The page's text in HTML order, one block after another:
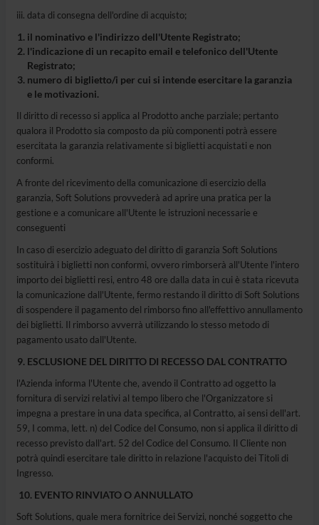
iii. data di consegna dell'ordine di acquisto;
il nominativo e l'indirizzo dell'Utente Registrato;
l'indicazione di un recapito email e telefonico dell'Utente
Registrato;
numero di biglietto/i per cui si intende esercitare la garanzia
e le motivazioni.
Il diritto di recesso si applica al Prodotto anche parziale; pertanto
qualora il Prodotto sia composto da più componenti potrà essere
esercitata la garanzia relativamente si biglietti acquistati e non
conformi.
A fronte del ricevimento della comunicazione di esercizio della
garanzia, Soft Solutions provvederà ad aprire una pratica per la
gestione e a comunicare all'Utente le istruzioni necessarie e
conseguenti
In caso di esercizio adeguato del diritto di garanzia Soft Solutions
sostituirà i biglietti non conformi, ovvero rimborserà all'Utente l'intero
importo dei biglietti resi, entro 48 ore dalla data in cui è stata ricevuta
la comunicazione dall'Utente, fermo restando il diritto di Soft Solutions
di sospendere il pagamento del rimborso fino all'effettivo annullamento
dei biglietti. Il rimborso avverrà utilizzando lo stesso metodo di
pagamento usato dall'Utente.
ESCLUSIONE DEL DIRITTO DI RECESSO DAL CONTRATTO
l'Azienda informa l'Utente che, avendo il Contratto ad oggetto la
fornitura di servizi relativi al tempo libero che l'Organizzatore si
impegna a prestare in una data specifica, al Contratto, ai sensi dell'art.
59, I comma, lett. n) del Codice del Consumo, non si applica il diritto di
recesso previsto dall'art. 52 del Codice del Consumo. Il Cliente non
potrà quindi esercitare tale diritto in relazione l'acquisto dei Titoli di
Ingresso.
EVENTO RINVIATO O ANNULLATO
Soft Solutions, quale mera fornitrice dei Servizi, nonché soggetto che